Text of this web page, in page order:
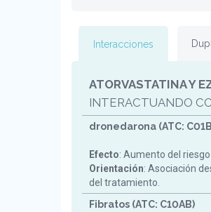
Interacciones
ATORVASTATINA Y
INTERACTUANDO
dronedarona (ATC:
Efecto: Aumento del
Orientación: Asociación
del tratamiento.
Fibratos (ATC: C10AB)